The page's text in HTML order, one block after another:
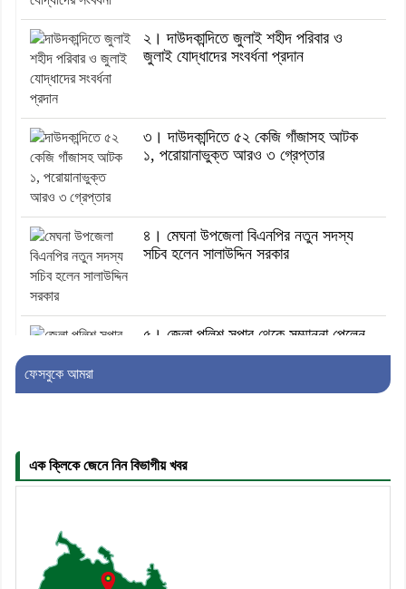
২। দাউদকান্দিতে জুলাই শহীদ পরিবার ও
জুলাই যোদ্ধাদের সংবর্ধনা প্রদান
৩। দাউদকান্দিতে ৫২ কেজি গাঁজাসহ আটক
১, পরোয়ানাভুক্ত আরও ৩ গ্রেপ্তার
৪। মেঘনা উপজেলা বিএনপির নতুন সদস্য
সচিব হলেন সালাউদ্দিন সরকার
৫। জেলা পুলিশ সুপার থেকে সম্মাননা পেলেন
দাউদকান্দি মডেল থানার এএসআই সজল
ফেসবুকে আমরা
এক ক্লিকে জেনে নিন বিভাগীয় খবর